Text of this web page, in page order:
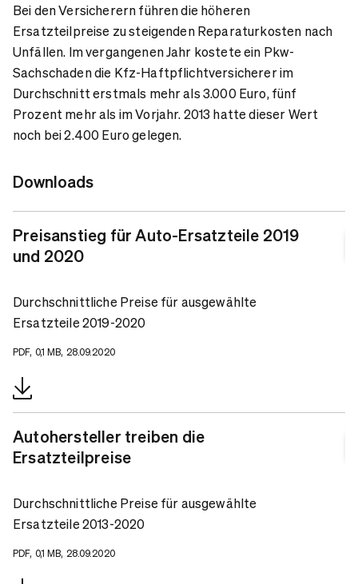
Bei den Versicherern führen die höheren
Ersatzteilpreise zu steigenden Reparaturkosten nach
Unfällen. Im vergangenen Jahr kostete ein Pkw-
Sachschaden die Kfz-Haftpflichtversicherer im
Durchschnitt erstmals mehr als 3.000 Euro, fünf
Prozent mehr als im Vorjahr. 2013 hatte dieser Wert
noch bei 2.400 Euro gelegen.
Downloads
Preisanstieg für Auto-Ersatzteile 2019
und 2020
Durchschnittliche Preise für ausgewählte
Ersatzteile 2019-2020
PDF, 0,1 MB, 28.09.2020
Autohersteller treiben die
Ersatzteilpreise
Durchschnittliche Preise für ausgewählte
Ersatzteile 2013-2020
PDF, 0,1 MB, 28.09.2020